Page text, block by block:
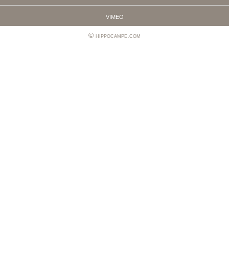
vimeo
hippocampe.com